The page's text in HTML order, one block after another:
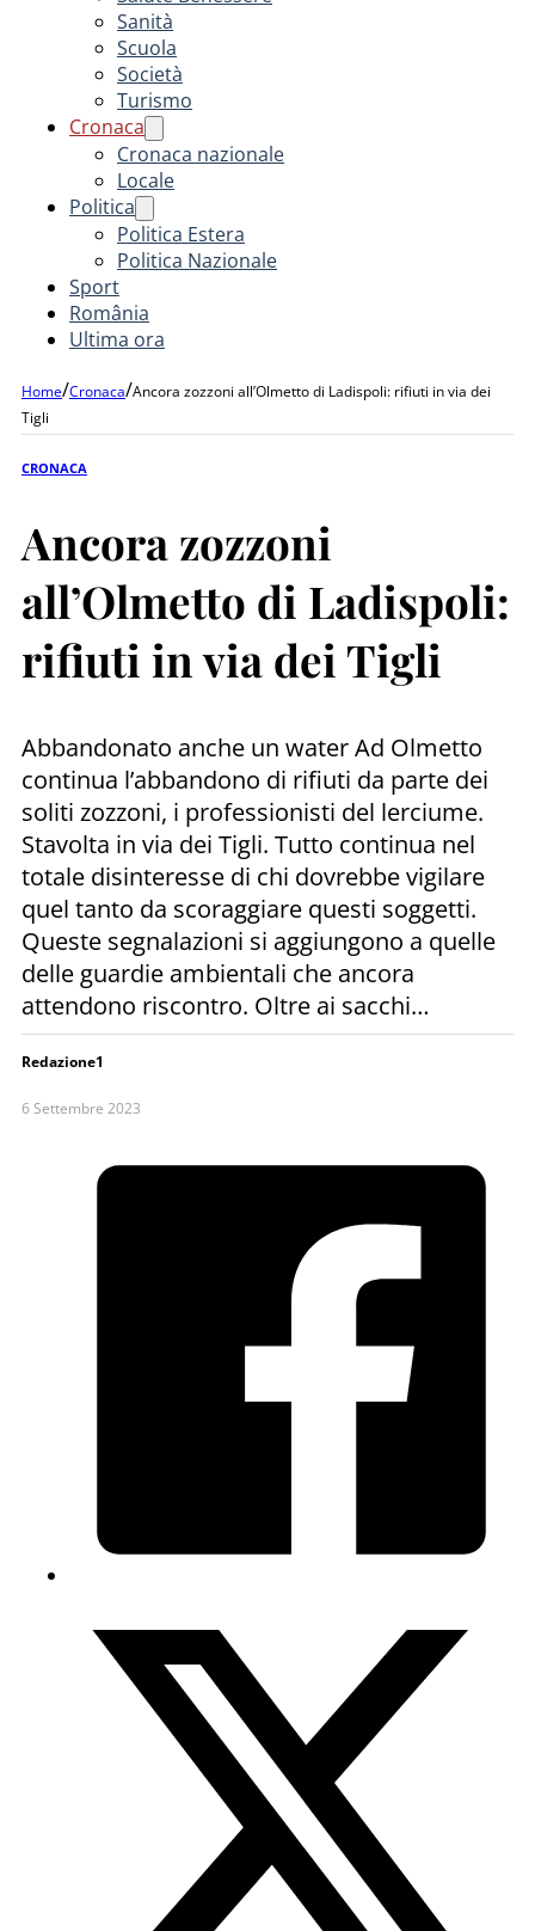
Sanità
Scuola
Società
Turismo
Cronaca
Cronaca nazionale
Locale
Politica
Politica Estera
Politica Nazionale
Sport
România
Ultima ora
Home/Cronaca/Ancora zozzoni all’Olmetto di Ladispoli: rifiuti in via dei
Tigli
CRONACA
Ancora zozzoni
all’Olmetto di Ladispoli:
rifiuti in via dei Tigli
Abbandonato anche un water Ad Olmetto
continua l’abbandono di rifiuti da parte dei
soliti zozzoni, i professionisti del lerciume.
Stavolta in via dei Tigli. Tutto continua nel
totale disinteresse di chi dovrebbe vigilare
quel tanto da scoraggiare questi soggetti.
Queste segnalazioni si aggiungono a quelle
delle guardie ambientali che ancora
attendono riscontro. Oltre ai sacchi…
Redazione1
6 Settembre 2023